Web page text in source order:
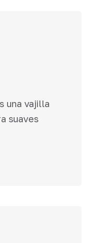
una vajilla
suaves